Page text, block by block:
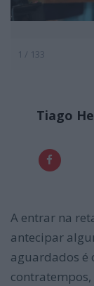
1 / 133
Tiago
A entrar na
antecipar
aguardados é
contratempos,